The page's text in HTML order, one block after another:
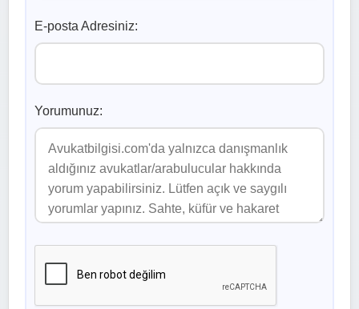
E-posta Adresiniz:
Yorumunuz: